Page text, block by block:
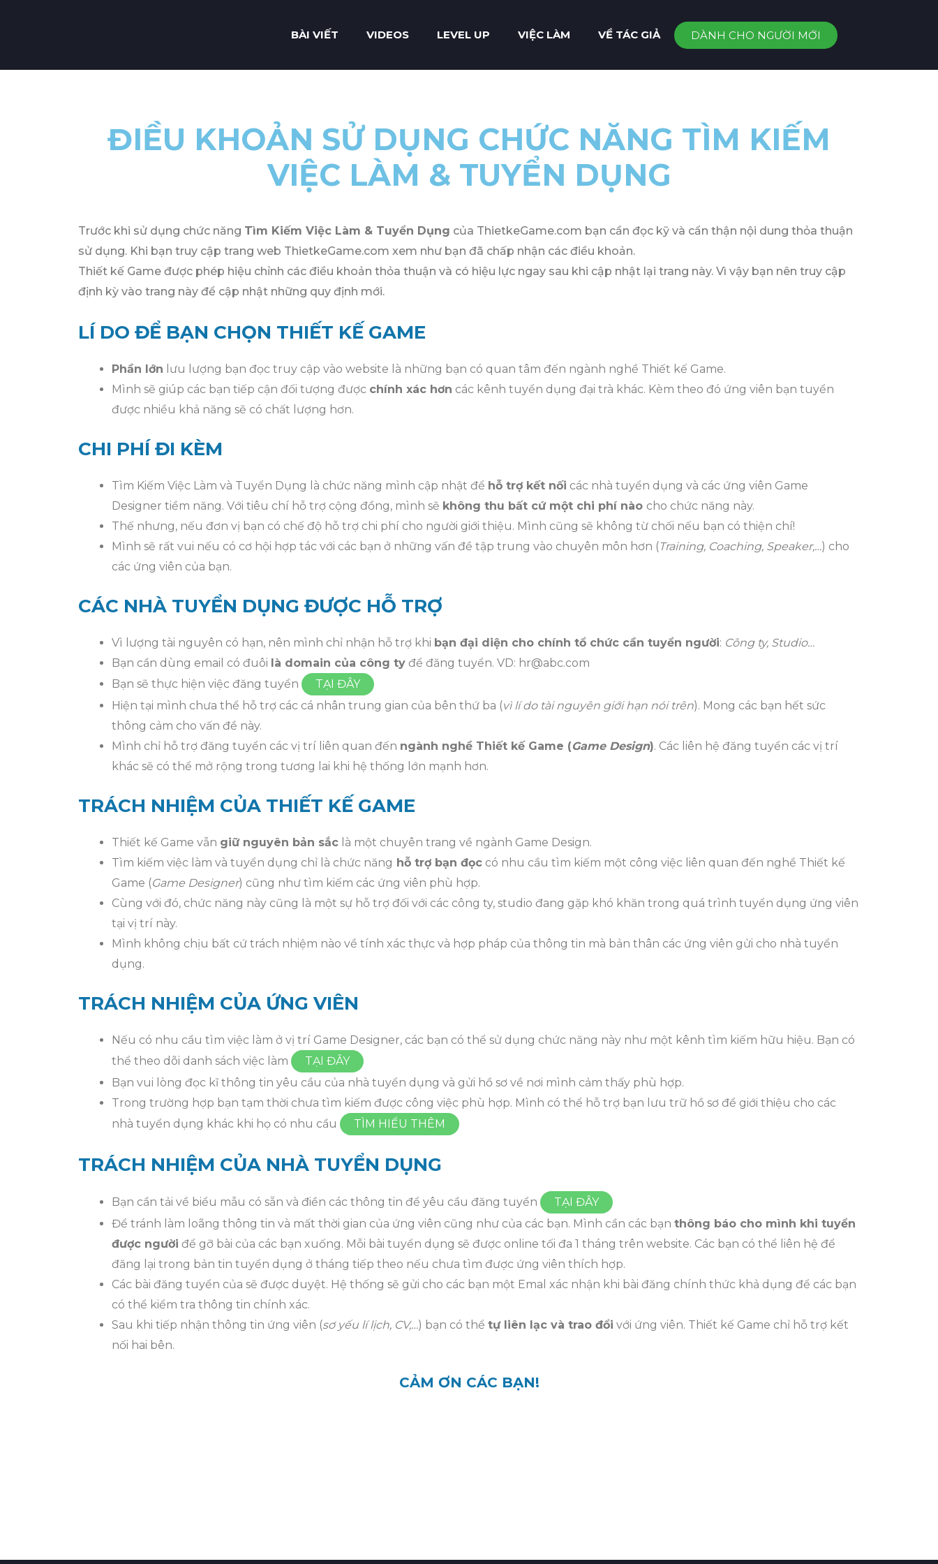
BÀI VIẾT VIDEOS LEVEL UP VIỆC LÀM VỀ TÁC GIẢ DÀNH CHO NGƯỜI MỚI
ĐIỀU KHOẢN SỬ DỤNG CHỨC NĂNG TÌM KIẾM
VIỆC LÀM & TUYỂN DỤNG
Trước khi sử dụng chức năng Tìm Kiếm Việc Làm & Tuyển Dụng của ThietkeGame.com bạn cần đọc kỹ và cẩn thận nội dung thỏa thuận
sử dụng. Khi bạn truy cập trang web ThietkeGame.com xem như bạn đã chấp nhận các điều khoản.
Thiết kế Game được phép hiệu chỉnh các điều khoản thỏa thuận và có hiệu lực ngay sau khi cập nhật lại trang này. Vì vậy bạn nên truy cập
định kỳ vào trang này để cập nhật những quy định mới.
LÍ DO ĐỂ BẠN CHỌN THIẾT KẾ GAME
Phần lớn lưu lượng bạn đọc truy cập vào website là những bạn có quan tâm đến ngành nghề Thiết kế Game.
Mình sẽ giúp các bạn tiếp cận đối tượng được chính xác hơn các kênh tuyển dụng đại trà khác. Kèm theo đó ứng viên bạn tuyển
được nhiều khả năng sẽ có chất lượng hơn.
CHI PHÍ ĐI KÈM
Tìm Kiếm Việc Làm và Tuyển Dụng là chức năng mình cập nhật để hỗ trợ kết nối các nhà tuyển dụng và các ứng viên Game
Designer tiềm năng. Với tiêu chí hỗ trợ cộng đồng, mình sẽ không thu bất cứ một chi phí nào cho chức năng này.
Thế nhưng, nếu đơn vị bạn có chế độ hỗ trợ chi phí cho người giới thiệu. Mình cũng sẽ không từ chối nếu bạn có thiện chí!
Mình sẽ rất vui nếu có cơ hội hợp tác với các bạn ở những vấn đề tập trung vào chuyên môn hơn (Training, Coaching, Speaker,…) cho
các ứng viên của bạn.
CÁC NHÀ TUYỂN DỤNG ĐƯỢC HỖ TRỢ
Vì lượng tài nguyên có hạn, nên mình chỉ nhận hỗ trợ khi bạn đại diện cho chính tổ chức cần tuyển người: Công ty, Studio…
Bạn cần dùng email có đuôi là domain của công ty để đăng tuyển. VD: hr@abc.com
Bạn sẽ thực hiện việc đăng tuyển
TẠI ĐÂY
Hiện tại mình chưa thể hỗ trợ các cá nhân trung gian của bên thứ ba (vì lí do tài nguyên giới hạn nói trên). Mong các bạn hết sức
thông cảm cho vấn đề này.
Mình chỉ hỗ trợ đăng tuyển các vị trí liên quan đến ngành nghề Thiết kế Game (Game Design). Các liên hệ đăng tuyển các vị trí
khác sẽ có thể mở rộng trong tương lai khi hệ thống lớn mạnh hơn.
TRÁCH NHIỆM CỦA THIẾT KẾ GAME
Thiết kế Game vẫn giữ nguyên bản sắc là một chuyên trang về ngành Game Design.
Tìm kiếm việc làm và tuyển dụng chỉ là chức năng hỗ trợ bạn đọc có nhu cầu tìm kiếm một công việc liên quan đến nghề Thiết kế
Game (Game Designer) cũng như tìm kiếm các ứng viên phù hợp.
Cùng với đó, chức năng này cũng là một sự hỗ trợ đối với các công ty, studio đang gặp khó khăn trong quá trình tuyển dụng ứng viên
tại vị trí này.
Mình không chịu bất cứ trách nhiệm nào về tính xác thực và hợp pháp của thông tin mà bản thân các ứng viên gửi cho nhà tuyển
dụng.
TRÁCH NHIỆM CỦA ỨNG VIÊN
Nếu có nhu cầu tìm việc làm ở vị trí Game Designer, các bạn có thể sử dụng chức năng này như một kênh tìm kiếm hữu hiệu. Bạn có
thể theo dõi danh sách việc làm
TẠI ĐÂY
Bạn vui lòng đọc kĩ thông tin yêu cầu của nhà tuyển dụng và gửi hồ sơ về nơi mình cảm thấy phù hợp.
Trong trường hợp bạn tạm thời chưa tìm kiếm được công việc phù hợp. Mình có thể hỗ trợ bạn lưu trữ hồ sơ để giới thiệu cho các
nhà tuyển dụng khác khi họ có nhu cầu
TÌM HIỂU THÊM
TRÁCH NHIỆM CỦA NHÀ TUYỂN DỤNG
Bạn cần tải về biểu mẫu có sẵn và điền các thông tin để yêu cầu đăng tuyển
TẠI ĐÂY
Để tránh làm loãng thông tin và mất thời gian của ứng viên cũng như của các bạn. Mình cần các bạn thông báo cho mình khi tuyển
được người để gỡ bài của các bạn xuống. Mỗi bài tuyển dụng sẽ được online tối đa 1 tháng trên website. Các bạn có thể liên hệ để
đăng lại trong bản tin tuyển dụng ở tháng tiếp theo nếu chưa tìm được ứng viên thích hợp.
Các bài đăng tuyển của sẽ được duyệt. Hệ thống sẽ gửi cho các bạn một Emal xác nhận khi bài đăng chính thức khả dụng để các bạn
có thể kiểm tra thông tin chính xác.
Sau khi tiếp nhận thông tin ứng viên (sơ yếu lí lịch, CV,…) bạn có thể tự liên lạc và trao đổi với ứng viên. Thiết kế Game chỉ hỗ trợ kết
nối hai bên.
CẢM ƠN CÁC BẠN!